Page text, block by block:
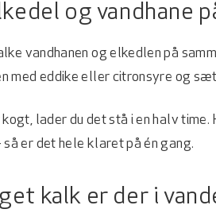
og vandhane
vandhanen og elkedlen på
med eddike eller citronsyre og
lader du det stå i en halv
så er det hele klaret på én gang.
kalk er der i